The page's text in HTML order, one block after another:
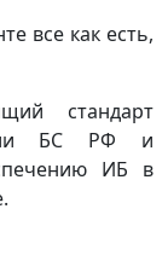
все как есть,
стандарт
БС РФ и
ИБ в